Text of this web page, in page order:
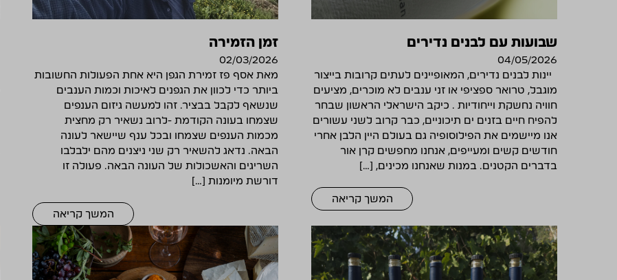
שבועות עם לבנים נדירים
04/05/2026
יינות לבנים נדירים, המאופיינים לעתים קרובות בייצור
מוגבל, טרואר ספציפי או זני ענבים לא מוכרים, מציעים
חוויה נחשקת וייחודיות . כיקב הישראלי הראשון שבחר
להפיח חיים בזנים ים תיכוניים, כבר קרוב לשני עשורים
אנו מיישמים את הפילוסופיה גם בעולם היין הלבן אחרי
חודשים קשים ומעייפים, אנחנו מחפשים קרן אור
בדברים הקטנים. במנות שאנחנו מכינים, […]
המשך קריאה
זמן הזמירה
02/03/2026
מאת אסף פז זמירת הגפן היא אחת הפעולות החשובות
ביותר כדי לכוון את הגפנים לאיכות וכמות הענבים
שנשאף לקבל בבציר. זהו למעשה גיזום הענפים
שצמחו בעונה הקודמת -לרוב נשאיר רק מחצית
מכמות הענפים שצמחו ובכל ענף שיישאר לעונה
הבאה. נדאג להשאיר רק שני ניצנים מהם ילבלבו
השריגים והאשכולות של העונה הבאה. פעולה זו
דורשת מיומנות […]
המשך קריאה